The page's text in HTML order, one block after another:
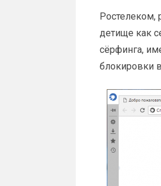
Ростелеком,
детище как
сёрфинга,
блокировки